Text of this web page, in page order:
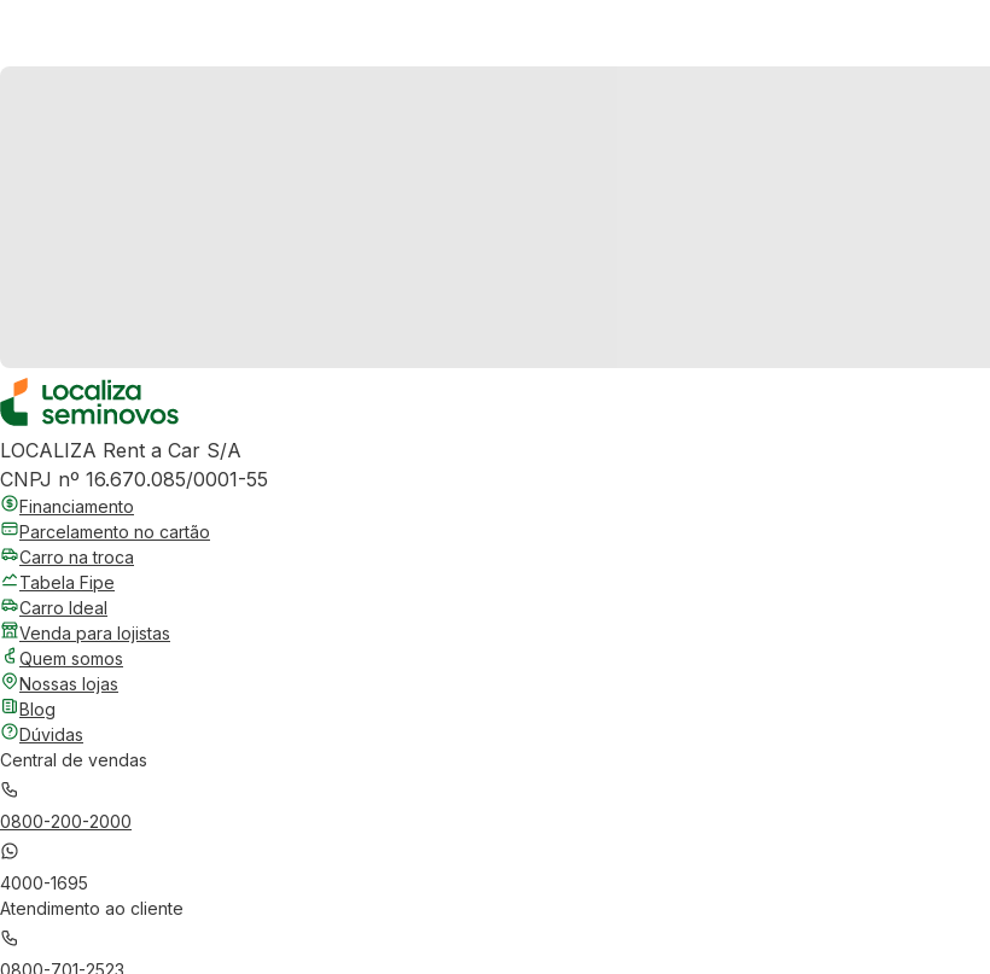
LOCALIZA Rent a Car S/A
CNPJ nº 16.670.085/0001-55
Financiamento
Parcelamento no cartão
Carro na troca
Tabela Fipe
Carro Ideal
Venda para lojistas
Quem somos
Nossas lojas
Blog
Dúvidas
Central de vendas
0800-200-2000
4000-1695
Atendimento ao cliente
0800-701-2523